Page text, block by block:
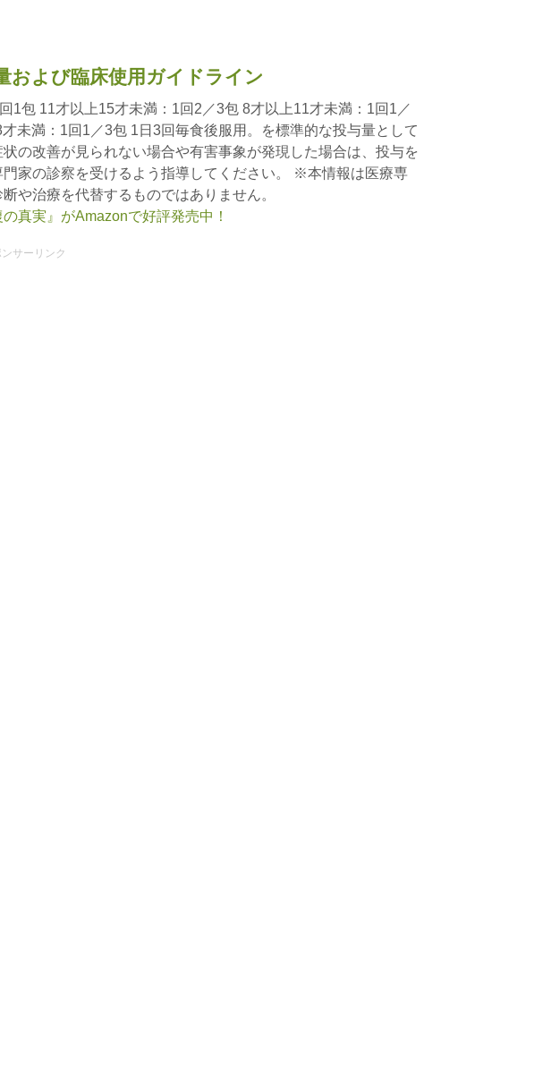
および臨床使用ガイドライン
1包 11才以上15才未満：1回2／3包 8才以上11才未満：1回1／
未満：1回1／3包 1日3回毎食後服用。を標準的な投与量として
状の改善が見られない場合や有害事象が発現した場合は、投与を
門家の診察を受けるよう指導してください。 ※本情報は医療専
や治療を代替するものではありません。
真実』がAmazonで好評発売中！
ンサーリンク